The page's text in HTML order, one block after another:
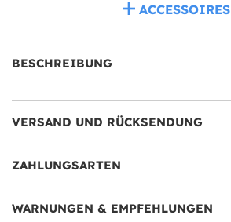
ACCESSOIRES
BESCHREIBUNG
VERSAND UND RÜCKSENDUNG
ZAHLUNGSARTEN
WARNUNGEN & EMPFEHLUNGEN